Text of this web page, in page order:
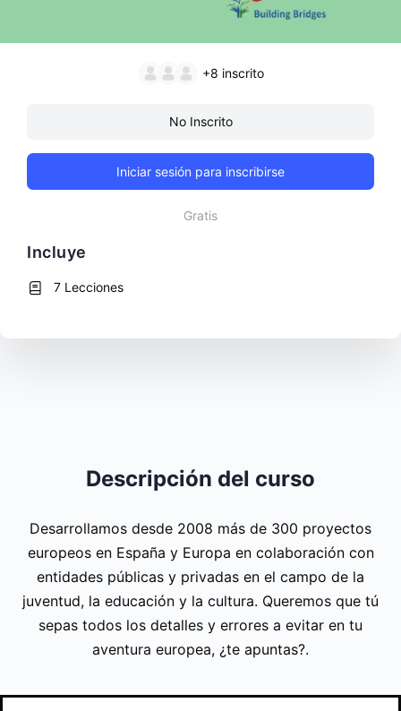
Descripción del curso
Desarrollamos desde 2008 más de 300 proyectos
europeos en España y Europa en colaboración con
entidades públicas y privadas en el campo de la
juventud, la educación y la cultura. Queremos que tú
sepas todos los detalles y errores a evitar en tu
aventura europea, ¿te apuntas?.
+8 inscrito
No Inscrito
Iniciar sesión para inscribirse
Gratis
Incluye
7 Lecciones